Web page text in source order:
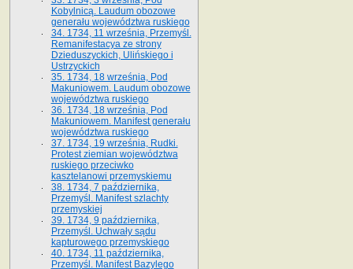
Kobylnicą. Laudum obozowe
generału województwa ruskiego
34. 1734, 11 września, Przemyśl.
Remanifestacya ze strony
Dzieduszyckich, Ulińskiego i
Ustrzyckich
35. 1734, 18 września, Pod
Makuniowem. Laudum obozowe
województwa ruskiego
36. 1734, 18 września, Pod
Makuniowem. Manifest generału
województwa ruskiego
37. 1734, 19 września, Rudki.
Protest ziemian województwa
ruskiego przeciwko
kasztelanowi przemyskiemu
38. 1734, 7 października,
Przemyśl. Manifest szlachty
przemyskiej
39. 1734, 9 października,
Przemyśl. Uchwały sądu
kapturowego przemyskiego
40. 1734, 11 października,
Przemyśl. Manifest Bazylego